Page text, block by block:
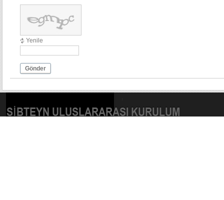
Yenile
Gönder
SIBTEYN ULUSLARARASI KURULUM